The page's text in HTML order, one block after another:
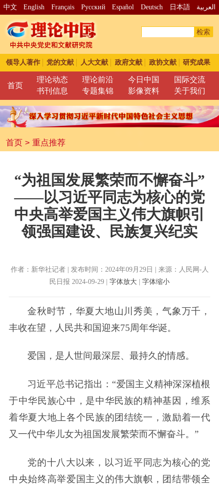
中文 English Français Pусский Español Deutsch 日本語 العربية
检索
领导人著作 党的文献 人大文献 政府文献 政协文献 研究成果
首页
理论动态 理论前沿 今日中国
国际交流
书刊信息
专题集锦 影像资料 关于我们
首页> 重点推荐
“为祖国发展繁荣而不懈奋斗”
——以习近平同志为核心的党
中央高举爱国主义伟大旗帜引
领强国建设、民族复兴纪实
作者：新华社记者 | 发布时间：2024年09月29日 | 来源：人民网-人
民日报 2024-09-29 | 字体放大 | 字体缩小
金秋时节，华夏大地山川秀美，气象万千，
丰收在望，人民共和国迎来75周年华诞。
爱国，是人世间最深层、最持久的情感。
习近平总书记指出：“爱国主义精神深深植根
于中华民族心中，是中华民族的精神基因，维系
着华夏大地上各个民族的团结统一，激励着一代
又一代中华儿女为祖国发展繁荣而不懈奋斗。”
党的十八大以来，以习近平同志为核心的党
中央始终高举爱国主义的伟大旗帜，团结带领全